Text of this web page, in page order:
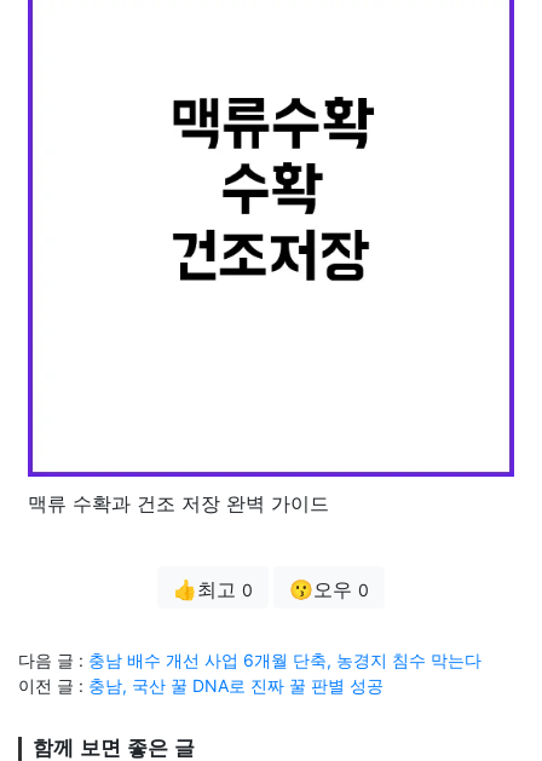
맥류 수확과 건조 저장 완벽 가이드
👍최고 0 😗오우 0
다음 글 : 충남 배수 개선 사업 6개월 단축, 농경지 침수 막는다
이전 글 : 충남, 국산 꿀 DNA로 진짜 꿀 판별 성공
함께 보면 좋은 글